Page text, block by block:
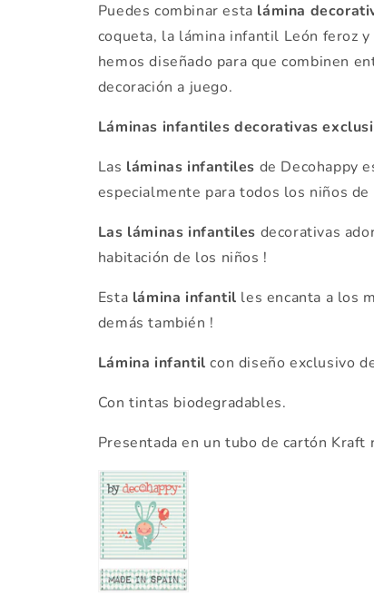
Puedes combinar esta lámina
coqueta, la lámina infantil León feroz
hemos diseñado para que combinen
decoración a juego.
Láminas infantiles decorativas
Las láminas infantiles de Decohappy
especialmente para todos los niños
Las láminas infantiles decorativas
habitación de los niños !
Esta lámina infantil les encanta a los
demás también !
Lámina infantil con diseño exclusivo
Con tintas biodegradables.
Presentada en un tubo de cartón Kraft